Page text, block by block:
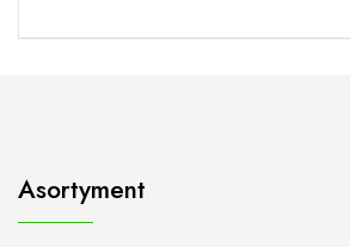
Asortyment